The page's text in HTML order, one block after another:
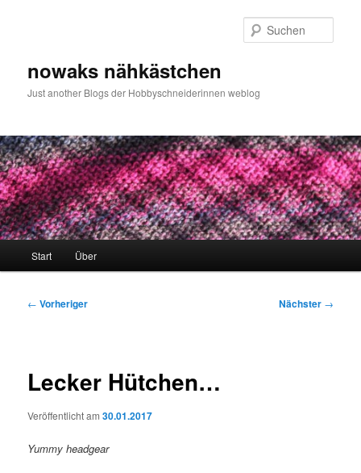
nowaks nähkästchen
Just another Blogs der Hobbyschneiderinnen weblog
Start Über
Beitragsnavigation
← Vorheriger Nächster →
Lecker Hütchen…
Veröffentlicht am30.01.2017
Yummy headgear